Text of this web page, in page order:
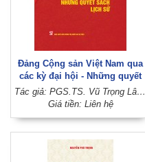
Đảng Cộng sản Việt Nam qua
các kỳ đại hội - Những quyết
sách lịch sử
Tác giả: PGS.TS. Vũ Trọng Lâm (Chủ biên)
Giá tiền: Liên hệ